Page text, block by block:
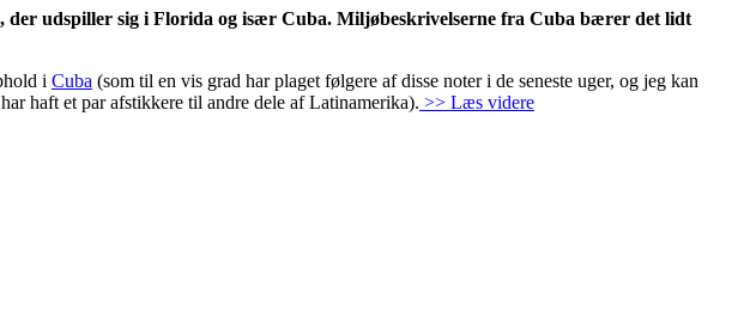
der udspiller sig i Florida og især Cuba. Miljøbeskrivelserne fra Cuba bærer det lidt
i Cuba (som til en vis grad har plaget følgere af disse noter i de seneste uger, og jeg kan
haft et par afstikkere til andre dele af Latinamerika). >> Læs videre